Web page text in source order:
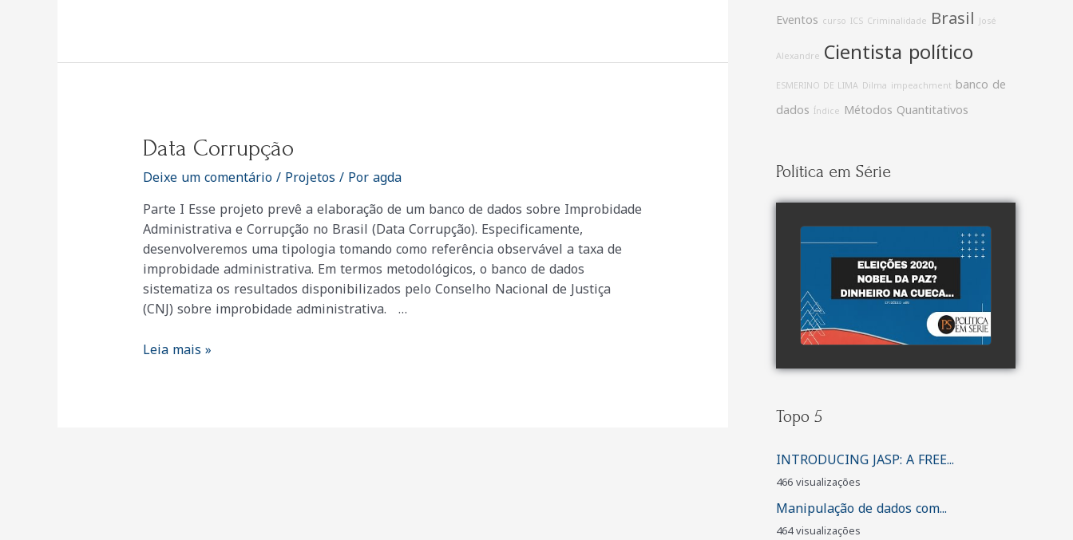
Data Corrupção
Deixe um comentário/Projetos/ Poragda
Parte I Esse projeto prevê a elaboração de um banco de dados sobre Improbidade
Administrativa e Corrupção no Brasil (Data Corrupção). Especificamente,
desenvolveremos uma tipologia tomando como referência observável a taxa de
improbidade administrativa. Em termos metodológicos, o banco de dados
sistematiza os resultados disponibilizados pelo Conselho Nacional de Justiça
(CNJ) sobre improbidade administrativa. …
Data
Leia mais »
Eventos curso ICS Criminalidade Brasil José
Alexandre Cientista político
ESMERINO DE LIMA Dilma impeachment banco de
dados Índice Métodos Quantitativos
Política em Série
watch video
Topo 5
INTRODUCING JASP: A FREE...
466 visualizações
Manipulação de dados com...
464 visualizações